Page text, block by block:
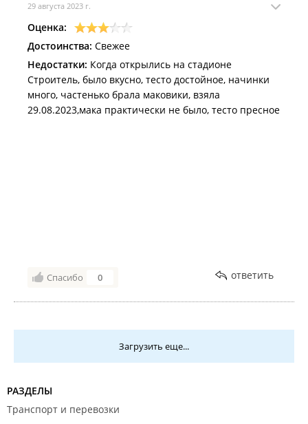
29 августа 2023 г.
Оценка:
Достоинства: Свежее
Недостатки: Когда открылись на стадионе
Строитель, было вкусно, тесто достойное, начинки
много, частенько брала маковики, взяла
29.08.2023,мака практически не было, тесто пресное
Спасибо 0 ответить
Загрузить еще...
РАЗДЕЛЫ
Транспорт и перевозки